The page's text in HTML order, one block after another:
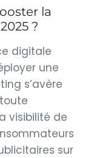
la
?
digitale
une
s’avère
visibilité de
sur